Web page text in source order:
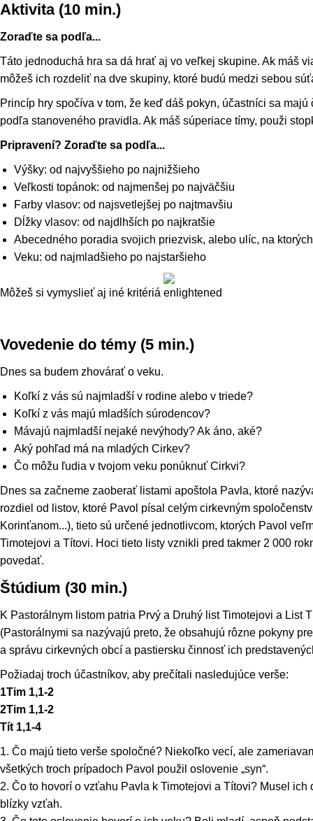
Aktivita (10 min.)
Zoraďte sa podľa...
Táto jednoduchá hra sa dá hrať aj vo veľkej skupine. Ak máš
môžeš ich rozdeliť na dve skupiny, ktoré budú medzi sebou
Princíp hry spočíva v tom, že keď dáš pokyn, účastníci sa
podľa stanoveného pravidla. Ak máš súperiace tímy, použi
Pripravení? Zoraďte sa podľa...
Výšky: od najvyššieho po najnižšieho
Veľkosti topánok: od najmenšej po najväčšiu
Farby vlasov: od najsvetlejšej po najtmavšiu
Dĺžky vlasov: od najdlhších po najkratšie
Abecedného poradia svojich priezvisk, alebo ulíc, na
Veku: od najmladšieho po najstaršieho
Môžeš si vymyslieť aj iné kritériá
Vovedenie do témy (5 min.)
Dnes sa budem zhovárať o veku.
Koľkí z vás sú najmladší v rodine alebo v triede?
Koľkí z vás majú mladších súrodencov?
Mávajú najmladší nejaké nevýhody? Ak áno, aké?
Aký pohľad má na mladých Cirkev?
Čo môžu ľudia v tvojom veku ponúknuť Cirkvi?
Dnes sa začneme zaoberať listami apoštola Pavla, ktoré
rozdiel od listov, ktoré Pavol písal celým cirkevným
Korinťanom...), tieto sú určené jednotlivcom, ktorých Pavol
Timotejovi a Títovi. Hoci tieto listy vznikli pred takmer 2 000
povedať.
Štúdium (30 min.)
K Pastorálnym listom patria Prvý a Druhý list Timotejovi a List
(Pastorálnymi sa nazývajú preto, že obsahujú rôzne pokyny
a správu cirkevných obcí a pastiersku činnosť ich
Požiadaj troch účastníkov, aby prečítali nasledujúce verše:
1Tim 1,1-2
2Tim 1,1-2
Tít 1,1-4
1. Čo majú tieto verše spoločné? Niekoľko vecí, ale
všetkých troch prípadoch Pavol použil oslovenie „syn“.
2. Čo to hovorí o vzťahu Pavla k Timotejovi a Títovi? Musel
blízky vzťah.